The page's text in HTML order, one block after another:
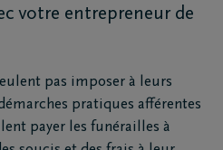
votre entrepreneur de
pas imposer à leurs
pratiques afférentes
payer les funérailles à